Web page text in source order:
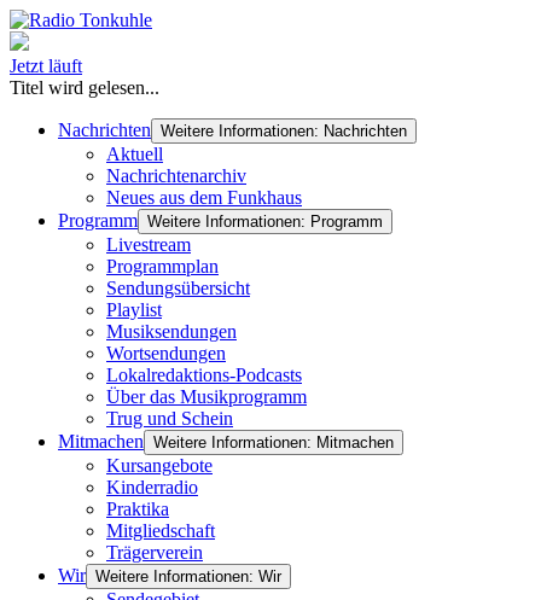
Jetzt läuft
Titel wird gelesen...
Nachrichten Weitere Informationen: Nachrichten
Aktuell
Nachrichtenarchiv
Neues aus dem Funkhaus
Programm Weitere Informationen: Programm
Livestream
Programmplan
Sendungsübersicht
Playlist
Musiksendungen
Wortsendungen
Lokalredaktions-Podcasts
Über das Musikprogramm
Trug und Schein
Mitmachen Weitere Informationen: Mitmachen
Kursangebote
Kinderradio
Praktika
Mitgliedschaft
Trägerverein
Wir Weitere Informationen: Wir